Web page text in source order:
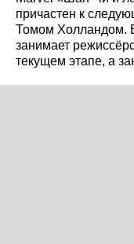
причастен к
Томом Холландом.
занимает
текущем этапе, а